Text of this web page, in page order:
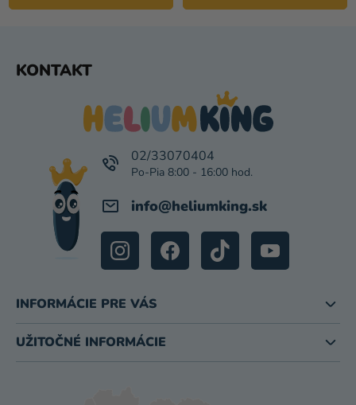
KONTAKT
info@heliumking.sk
02/33070404
INFORMÁCIE PRE VÁS
UŽITOČNÉ INFORMÁCIE